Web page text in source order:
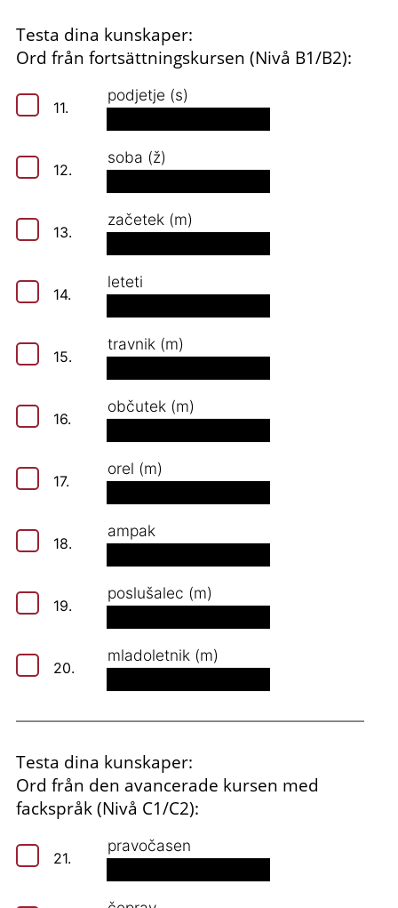
Testa dina kunskaper:
Ord från fortsättningskursen (Nivå B1/B2):
11.
podjetje (s)
12.
soba (ž)
13.
začetek (m)
14.
leteti
15.
travnik (m)
16.
občutek (m)
17.
orel (m)
18.
ampak
19.
poslušalec (m)
20.
mladoletnik (m)
Testa dina kunskaper:
Ord från den avancerade kursen med
fackspråk (Nivå C1/C2):
21.
pravočasen